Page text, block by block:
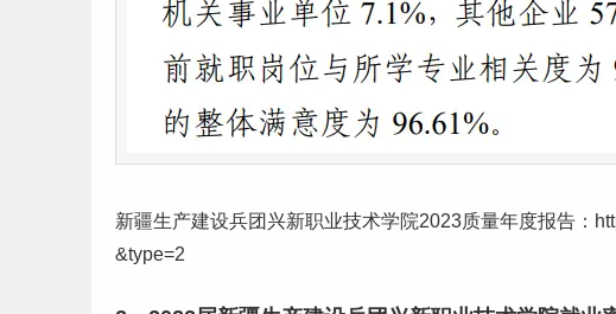
新疆生产建设兵团兴新职业技术学院2023质量年度报告：
&type=2